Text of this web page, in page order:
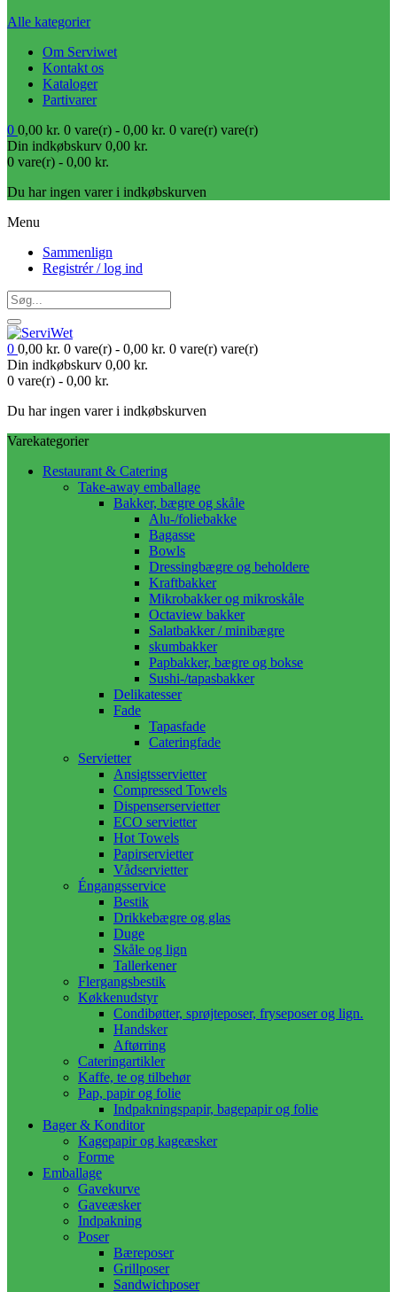
Alle kategorier
Om Serviwet
Kontakt os
Kataloger
Partivarer
0 0,00 kr. 0 vare(r) - 0,00 kr. 0 vare(r) vare(r)
Din indkøbskurv 0,00 kr.
0 vare(r) - 0,00 kr.
Du har ingen varer i indkøbskurven
Menu
Sammenlign
Registrér / log ind
0 0,00 kr. 0 vare(r) - 0,00 kr. 0 vare(r) vare(r)
Din indkøbskurv 0,00 kr.
0 vare(r) - 0,00 kr.
Du har ingen varer i indkøbskurven
Varekategorier
Restaurant & Catering
Take-away emballage
Bakker, bægre og skåle
Alu-/foliebakke
Bagasse
Bowls
Dressingbægre og beholdere
Kraftbakker
Mikrobakker og mikroskåle
Octaview bakker
Salatbakker / minibægre
skumbakker
Papbakker, bægre og bokse
Sushi-/tapasbakker
Delikatesser
Fade
Tapasfade
Cateringfade
Servietter
Ansigtsservietter
Compressed Towels
Dispenserservietter
ECO servietter
Hot Towels
Papirservietter
Vådservietter
Éngangsservice
Bestik
Drikkebægre og glas
Duge
Skåle og lign
Tallerkener
Flergangsbestik
Køkkenudstyr
Condibøtter, sprøjteposer, fryseposer og lign.
Handsker
Aftørring
Cateringartikler
Kaffe, te og tilbehør
Pap, papir og folie
Indpakningspapir, bagepapir og folie
Bager & Konditor
Kagepapir og kageæsker
Forme
Emballage
Gavekurve
Gaveæsker
Indpakning
Poser
Bæreposer
Grillposer
Sandwichposer